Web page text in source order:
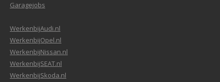
Garagejobs
WerkenbijAudi.nl
WerkenbijOpel.nl
WerkenbijNissan.nl
WerkenbijSEAT.nl
WerkenbijSkoda.nl